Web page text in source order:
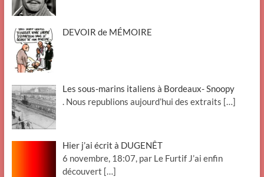
DEVOIR de MÉMOIRE
Les sous-marins italiens à Bordeaux- Snoopy
. Nous republions aujourd’hui des extraits […]
Hier j’ai écrit à DUGENÊT
6 novembre, 18:07, par Le Furtif J’ai enfin
découvert […]